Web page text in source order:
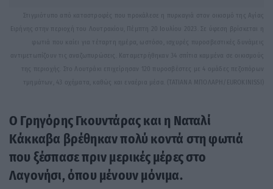
Στιγμιότυπο από καταστροφές που προκάλεσε η πυρκαγιά στον οικισμό της Αγίας
Ειρήνης στην περιοχή του Λουτρακίου, Πέμπτη 20 Ιουλίου 2023. Σε ύφεση βρίσκεται η
φωτιά που καίει για τέταρτη ημέρα, ωστόσο, ισχυρές πυροσβεστικές δυνάμεις
αντιμετωπίζουν τις αναζωπυρώσεις. Καταμετρήθηκαν 34 σπίτια καμμένα σε οικισμούς
της περιοχής. Στο Λουτράκι επιχείρησαν 120 πυροσβέστες με 4 ομάδες πεζοπόρων
τμημάτων, 43 οχήματα, καθώς και εναέρια μέσα. (ΤΑΤΙΑΝΑ ΜΠΟΛΑΡΗ/EUROKINISSI)
Ο Γρηγόρης Γκουντάρας και η Ναταλί
Κάκκαβα βρέθηκαν πολύ κοντά στη φωτιά
που ξέσπασε πριν μερικές μέρες στο
Λαγονήσι, όπου μένουν μόνιμα.